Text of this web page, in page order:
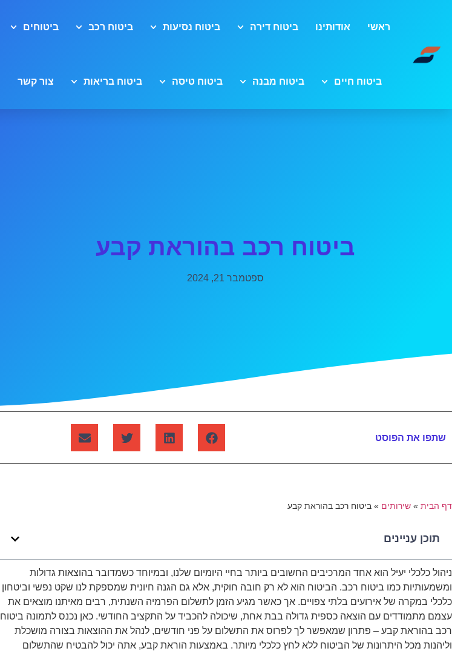
ראשי אודותינו ביטוח דירה ביטוח נסיעות ביטוח רכב ביטוחים
ביטוח חיים ביטוח מבנה ביטוח טיסה ביטוח בריאות צור קשר
ביטוח רכב בהוראת קבע
ספטמבר 21, 2024
שתפו את הפוסט
דף הבית » שירותים » ביטוח רכב בהוראת קבע
תוכן עניינים
ניהול כלכלי יעיל הוא אחד המרכיבים החשובים ביותר בחיי היומיום שלנו, ובמיוחד כשמדובר בהוצאות גדולות
ומשמעותיות כמו ביטוח רכב. הביטוח הוא לא רק חובה חוקית, אלא גם הגנה חיונית שמספקת לנו שקט נפשי וביטחון
כלכלי במקרה של אירועים בלתי צפויים. אך כאשר מגיע הזמן לתשלום הפרמיה השנתית, רבים מאיתנו מוצאים את
עצמם מתמודדים עם הוצאה כספית גדולה בבת אחת, שיכולה להכביד על התקציב החודשי. כאן נכנס לתמונה ביטוח
רכב בהוראת קבע – פתרון שמאפשר לך לפרוס את התשלום על פני חודשים, לנהל את ההוצאות בצורה מושכלת
וליהנות מכל היתרונות של הביטוח ללא לחץ כלכלי מיותר. באמצעות הוראת קבע, אתה יכול להבטיח שהתשלום